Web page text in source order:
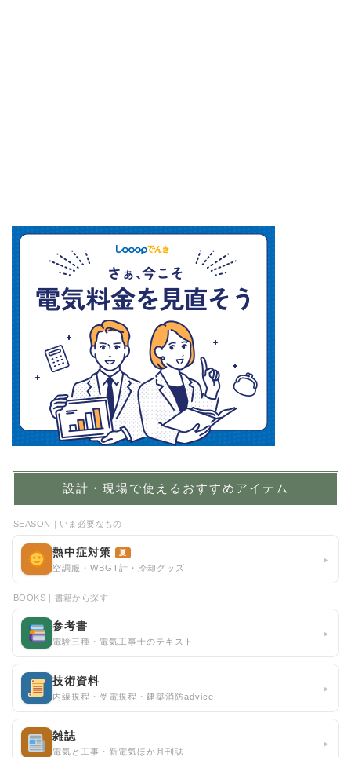
設計・現場で使えるおすすめアイテム
SEASON｜いま必要なもの
熱中症対策 夏
空調服・WBGT計・冷却グッズ
▸
BOOKS｜書籍から探す
参考書
電験三種・電気工事士のテキスト
▸
技術資料
内線規程・受電規程・建築消防advice
▸
雑誌
電気と工事・新電気ほか月刊誌
▸